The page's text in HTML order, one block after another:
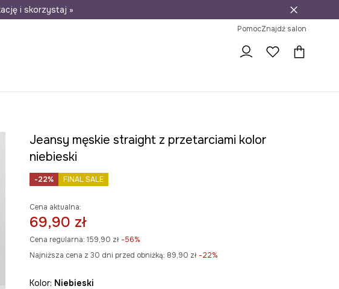
30 dni na zwrot
i skorzystaj »
PomocZnajdź salon
Jeansy męskie straight z przetarciami kolor
niebieski
-22% FINAL SALE
Cena aktualna:
69,90 zł
Cena regularna: 159,90 zł-56%
Najniższa cena z 30 dni przed obniżką: 89,90 zł -22%
Kolor: niebieski